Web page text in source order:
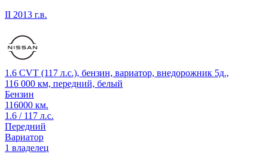
II 2013 г.в.
1.6 CVT (117 л.с.), бензин, вариатор, внедорожник 5д.,
116 000 км, передний, белый
Бензин
116000 км.
1.6 / 117 л.с.
Передний
Вариатор
1 владелец